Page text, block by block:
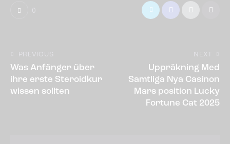
0
PREVIOUS
Was Anfänger über
ihre erste Steroidkur
wissen sollten
NEXT
Uppräkning Med
Samtliga Nya Casinon
Mars position Lucky
Fortune Cat 2025